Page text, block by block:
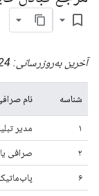
bookmark_border
آخرین به‌روزرسانی: 2024-02-16
شناسه نام صرافی
۱ مدیر
۲ صرافی
۶